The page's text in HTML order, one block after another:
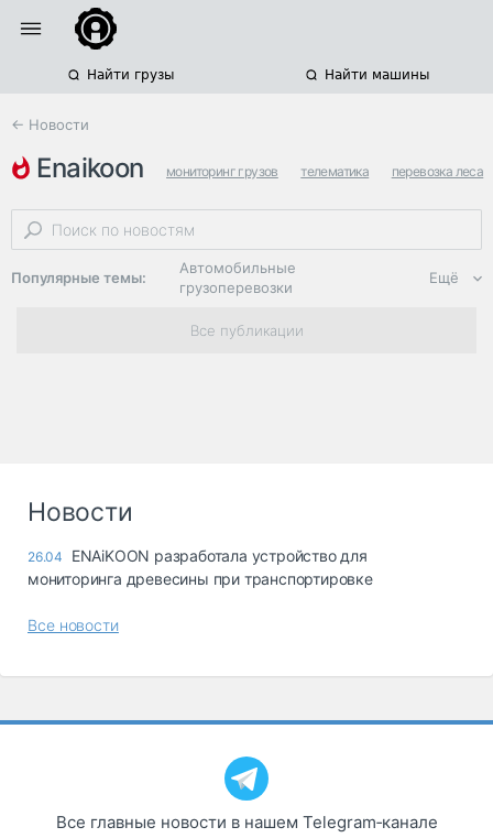
Найти грузы Найти машины
← Новости
enaikoon мониторинг грузов телематика перевозка леса
Популярные темы:
Автомобильные
грузоперевозки
Региональная
логистика
опасные грузы
грузовые
Коммерческий
транспорт
Спецтехника
Ещё
Все публикации
Новости
26.04
ENAiKOON разработала устройство для
мониторинга древесины при транспортировке
Все новости
Все главные новости в нашем Telegram‑канале